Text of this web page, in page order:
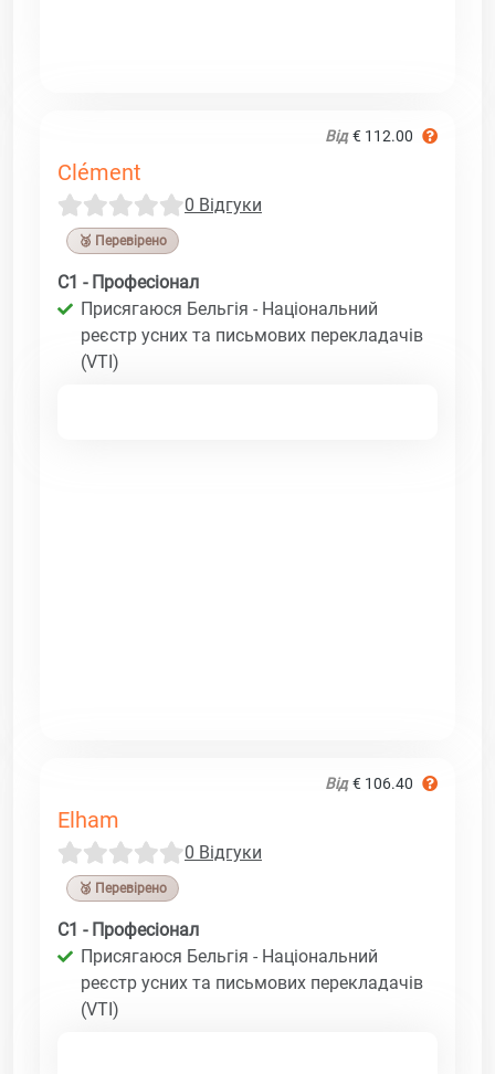
Від € 112.00
Clément
0 Відгуки
🥉 Перевірено
C1 - Професіонал
Присягаюся Бельгія - Національний
реєстр усних та письмових перекладачів
(VTI)
Від € 106.40
Elham
0 Відгуки
🥉 Перевірено
C1 - Професіонал
Присягаюся Бельгія - Національний
реєстр усних та письмових перекладачів
(VTI)